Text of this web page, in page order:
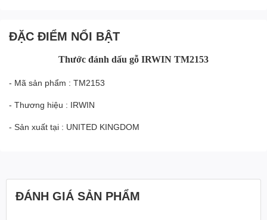
ĐẶC ĐIỂM NỔI BẬT
Thước đánh dấu gỗ IRWIN TM2153
- Mã sản phẩm : TM2153
- Thương hiệu : IRWIN
- Sản xuất tại : UNITED KINGDOM
ĐÁNH GIÁ SẢN PHẨM